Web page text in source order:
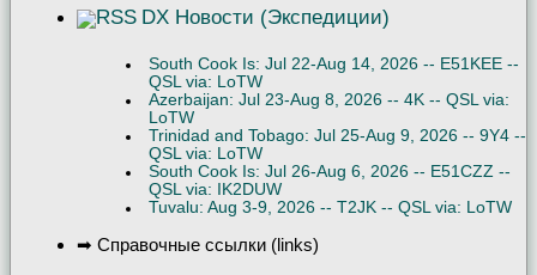
DX Новости (Экспедиции)
South Cook Is: Jul 22-Aug 14, 2026 -- E51KEE --
QSL via: LoTW
Azerbaijan: Jul 23-Aug 8, 2026 -- 4K -- QSL via:
LoTW
Trinidad and Tobago: Jul 25-Aug 9, 2026 -- 9Y4 --
QSL via: LoTW
South Cook Is: Jul 26-Aug 6, 2026 -- E51CZZ --
QSL via: IK2DUW
Tuvalu: Aug 3-9, 2026 -- T2JK -- QSL via: LoTW
➡ Справочные ссылки (links)